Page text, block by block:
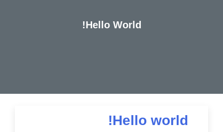
Hello World!
Hello world!